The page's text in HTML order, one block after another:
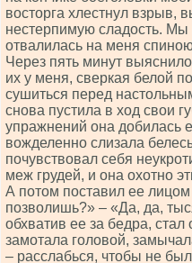
восторга хлестнул взрыв,
нестерпимую сладость. Мы
отвалилась на меня
Через пять минут
их у меня, сверкая белой
сушиться перед
снова пустила в ход свои
упражнений она добилась
вожделенно слизала
почувствовал себя
меж грудей, и она охотно
А потом поставил ее лицом
позволишь?» – «Да, да,
обхватив ее за бедра,
замотала головой,
– расслабься, чтобы не